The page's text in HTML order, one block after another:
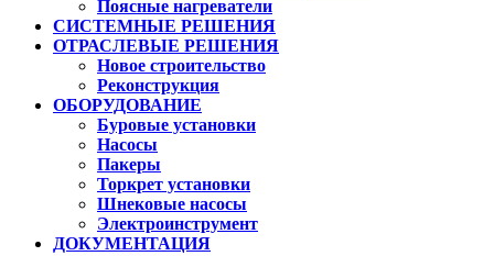
Поясные нагреватели
СИСТЕМНЫЕ РЕШЕНИЯ
ОТРАСЛЕВЫЕ РЕШЕНИЯ
Новое строительство
Реконструкция
ОБОРУДОВАНИЕ
Буровые установки
Насосы
Пакеры
Торкрет установки
Шнековые насосы
Электроинструмент
ДОКУМЕНТАЦИЯ